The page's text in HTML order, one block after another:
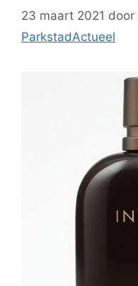
23 maart 2021 door
ParkstadActueel